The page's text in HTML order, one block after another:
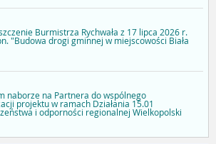
Burmistrza Rychwała z 17 lipca 2026 r.
"Budowa drogi gminnej w miejscowości Biała
naborze na Partnera do wspólnego
projektu w ramach Działania 15.01
i odporności regionalnej Wielkopolski